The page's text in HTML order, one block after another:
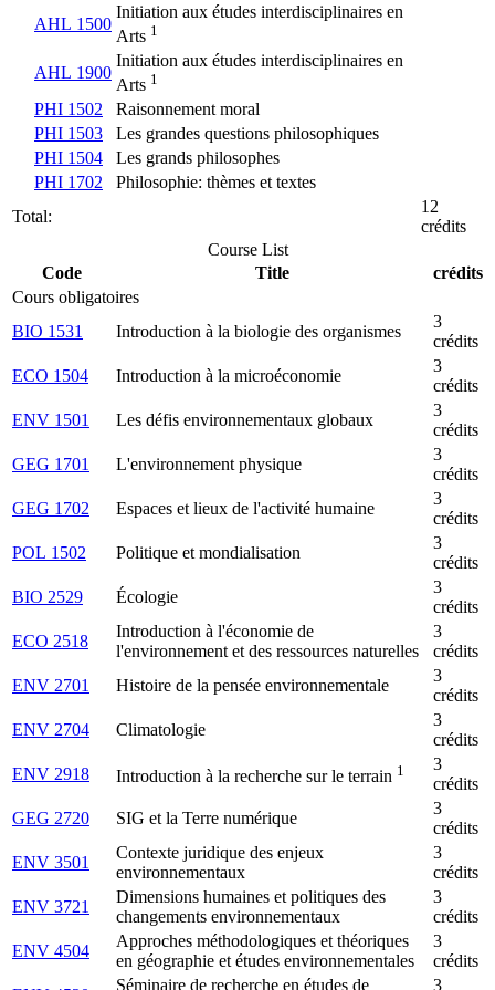
AHL 1500
Initiation aux études interdisciplinaires en
Arts 1
AHL 1900
Initiation aux études interdisciplinaires en
Arts 1
PHI 1502
Raisonnement moral
PHI 1503
Les grandes questions philosophiques
PHI 1504
Les grands philosophes
PHI 1702
Philosophie: thèmes et textes
Total:
12
crédits
Course List
Code
Title
crédits
Cours obligatoires
BIO 1531
Introduction à la biologie des organismes
3
crédits
ECO 1504
Introduction à la microéconomie
3
crédits
ENV 1501
Les défis environnementaux globaux
3
crédits
GEG 1701
L'environnement physique
3
crédits
GEG 1702
Espaces et lieux de l'activité humaine
3
crédits
POL 1502
Politique et mondialisation
3
crédits
BIO 2529
Écologie
3
crédits
ECO 2518
Introduction à l'économie de
l'environnement et des ressources naturelles
3
crédits
ENV 2701
Histoire de la pensée environnementale
3
crédits
ENV 2704
Climatologie
3
crédits
ENV 2918
Introduction à la recherche sur le terrain 1
3
crédits
GEG 2720
SIG et la Terre numérique
3
crédits
ENV 3501
Contexte juridique des enjeux
environnementaux
3
crédits
ENV 3721
Dimensions humaines et politiques des
changements environnementaux
3
crédits
ENV 4504
Approches méthodologiques et théoriques
en géographie et études environnementales
3
crédits
Séminaire de recherche en études de 3